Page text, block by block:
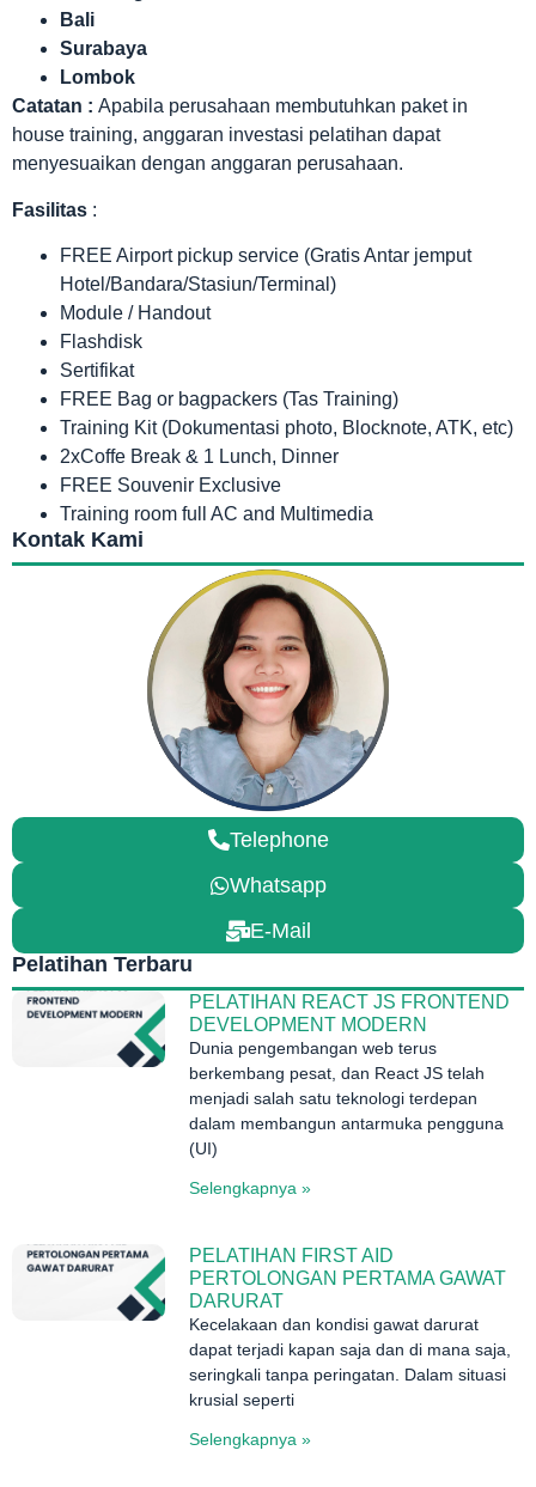
Bali
Surabaya
Lombok
Catatan : Apabila perusahaan membutuhkan paket in
house training, anggaran investasi pelatihan dapat
menyesuaikan dengan anggaran perusahaan.
Fasilitas :
FREE Airport pickup service (Gratis Antar jemput
Hotel/Bandara/Stasiun/Terminal)
Module / Handout
Flashdisk
Sertifikat
FREE Bag or bagpackers (Tas Training)
Training Kit (Dokumentasi photo, Blocknote, ATK, etc)
2xCoffe Break & 1 Lunch, Dinner
FREE Souvenir Exclusive
Training room full AC and Multimedia
Kontak Kami
Telephone
Whatsapp
E-Mail
Pelatihan Terbaru
PELATIHAN REACT JS FRONTEND
DEVELOPMENT MODERN
Dunia pengembangan web terus
berkembang pesat, dan React JS telah
menjadi salah satu teknologi terdepan
dalam membangun antarmuka pengguna
(UI)
Selengkapnya »
PELATIHAN FIRST AID
PERTOLONGAN PERTAMA GAWAT
DARURAT
Kecelakaan dan kondisi gawat darurat
dapat terjadi kapan saja dan di mana saja,
seringkali tanpa peringatan. Dalam situasi
krusial seperti
Selengkapnya »